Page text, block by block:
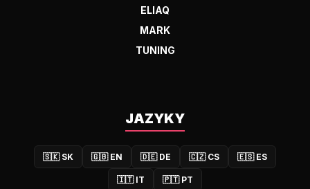
ELIAQ
MARK
TUNING
JAZYKY
🇸🇰 SK 🇬🇧 EN 🇩🇪 DE 🇨🇿 CS 🇪🇸 ES
🇮🇹 IT 🇵🇹 PT